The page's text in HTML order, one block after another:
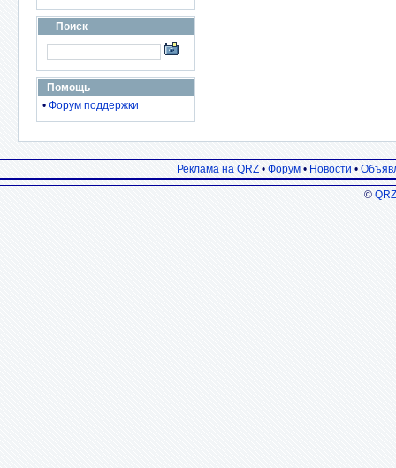
Поиск
Помощь
• Форум поддержки
Реклама на QRZ • Форум • Новости •
©